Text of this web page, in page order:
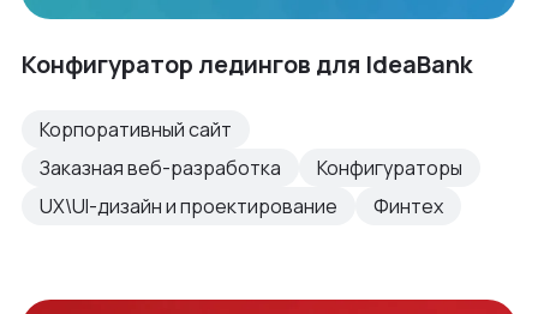
Конфигуратор ледингов для IdeaBank
Корпоративный сайт
Заказная веб-разработка
Конфигураторы
UX\UI-дизайн и проектирование
Финтех